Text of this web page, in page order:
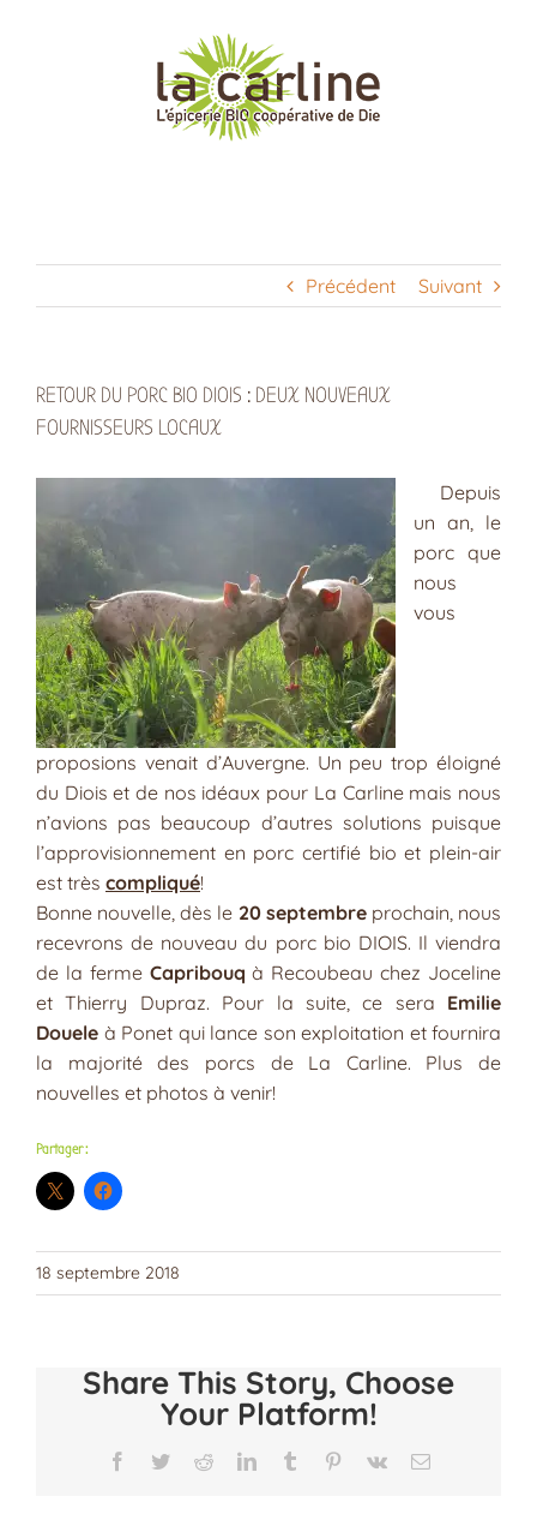
Précédent Suivant
RETOUR DU PORC BIO DIOIS : DEUX NOUVEAUX
FOURNISSEURS LOCAUX
Depuis
un an, le
porc que
nous
vous
proposions venait d’Auvergne. Un peu trop éloigné
du Diois et de nos idéaux pour La Carline mais nous
n’avions pas beaucoup d’autres solutions puisque
l’approvisionnement en porc certifié bio et plein-air
est très compliqué!
Bonne nouvelle, dès le 20 septembreprochain, nous
recevrons de nouveau du porc bio DIOIS. Il viendra
de la ferme Capribouq à Recoubeau chez Joceline
et Thierry Dupraz. Pour la suite, ce sera Emilie
Douele à Ponet qui lance son exploitation et fournira
la majorité des porcs de La Carline. Plus de
nouvelles et photos à venir!
Partager :
18 septembre 2018
Share This Story, Choose
Your Platform!
Facebook
TwitterRedditLinkedInTumblr Pinterest
Vk Email